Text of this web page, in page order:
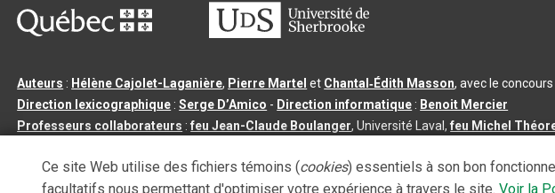
Auteurs : Hélène Cajolet-Laganière, Pierre Martel et Chantal‑Édith Masson, avec le concours
Direction lexicographique :Serge D’Amico - Direction informatique : Benoit Mercier
Professeurs collaborateurs :feu Jean-Claude Boulanger, Université Laval,feu Michel
Tous droits réservés©Université de Sherbrooke |3.2.2- Dernière mise à jour du contenu :2026-
Ce site Web utilise des fichiers témoins (cookies) essentiels à son bon
facultatifs nous permettant d'optimiser votre expérience à travers le site. Voir la